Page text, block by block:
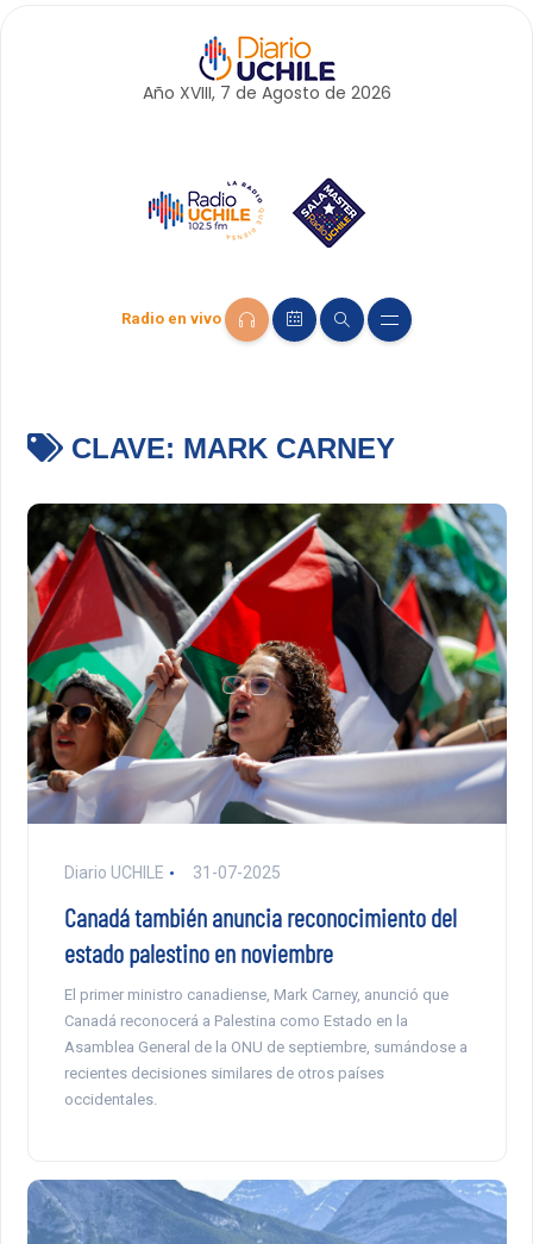
Año XVIII, 7 de Agosto de 2026
Radio en vivo
CLAVE: MARK CARNEY
Diario UCHILE 31-07-2025
Canadá también anuncia reconocimiento del
estado palestino en noviembre
El primer ministro canadiense, Mark Carney, anunció que
Canadá reconocerá a Palestina como Estado en la
Asamblea General de la ONU de septiembre, sumándose a
recientes decisiones similares de otros países
occidentales.